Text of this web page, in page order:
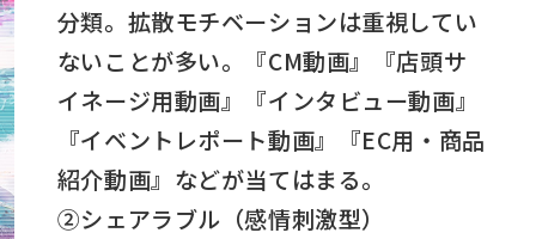
分類。拡散モチベーションは重視してい
ないことが多い。『CM動画』『店頭サ
イネージ用動画』『インタビュー動画』
『イベントレポート動画』『EC用・商品
紹介動画』などが当てはまる。
②シェアラブル（感情刺激型）